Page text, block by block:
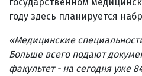
году здесь планируется
«Медицинские
Больше всего подают
факультет - на сегодня уже